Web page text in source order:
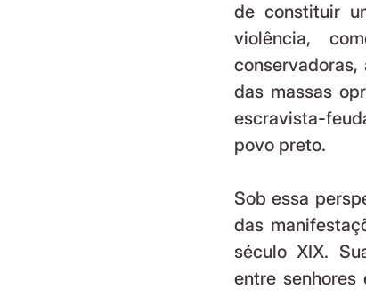
de constituir
violência,
das massas
escravista-
povo preto.
Sob essa
das
século XIX.
entre